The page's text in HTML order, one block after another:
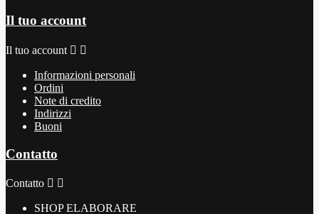
Il tuo account
Il tuo account  
Informazioni personali
Ordini
Note di credito
Indirizzi
Buoni
Contatto
Contatto  
SHOP ELABORARE